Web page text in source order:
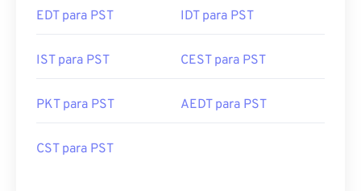
EDT para PST IDT para PST
IST para PST CEST para PST
PKT para PST AEDT para PST
CST para PST